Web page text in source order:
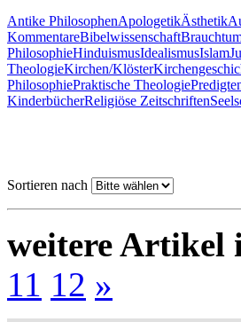
Antike PhilosophenApologetikÄsthetik
KommentareBibelwissenschaft
PhilosophieHinduismusIdealismusIslam
TheologieKirchen/Klöster
PhilosophiePraktische Theologie
KinderbücherReligiöse Zeitschriften
Sortieren nach
weitere Artikel
11 12 »